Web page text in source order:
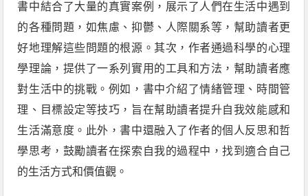
書中結合了大量的真實案例，展示了人們在生活中遇到
的各種問題，如焦慮、抑鬱、人際關系等，幫助讀者更
好地理解這些問題的根源。其次，作者通過科學的心理
學理論，提供了一系列實用的工具和方法，幫助讀者應
對生活中的挑戰。例如，書中介紹了情緒管理、時間管
理、目標設定等技巧，旨在幫助讀者提升自我效能感和
生活滿意度。此外，書中還融入了作者的個人反思和哲
學思考，鼓勵讀者在探索自我的過程中，找到適合自己
的生活方式和價值觀。